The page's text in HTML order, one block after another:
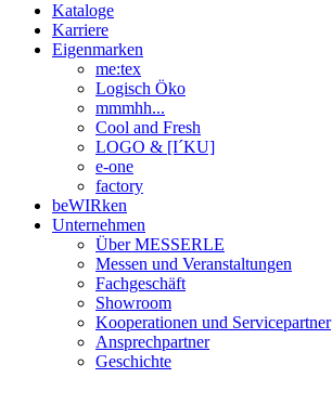
Kataloge
Karriere
Eigenmarken
me:tex
Logisch Öko
mmmhh...
Cool and Fresh
LOGO & [I´KU]
e-one
factory
beWIRken
Unternehmen
Über MESSERLE
Messen und Veranstaltungen
Fachgeschäft
Showroom
Kooperationen und Servicepartner
Ansprechpartner
Geschichte